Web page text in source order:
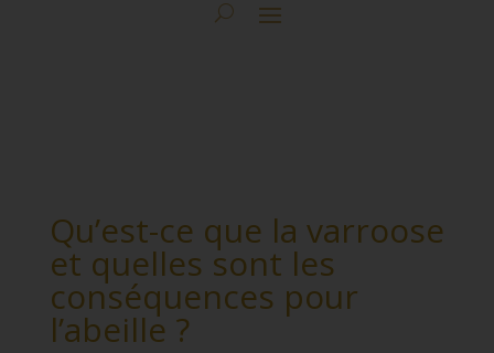
Qu’est-ce que la varroose
et quelles sont les
conséquences pour
l’abeille ?